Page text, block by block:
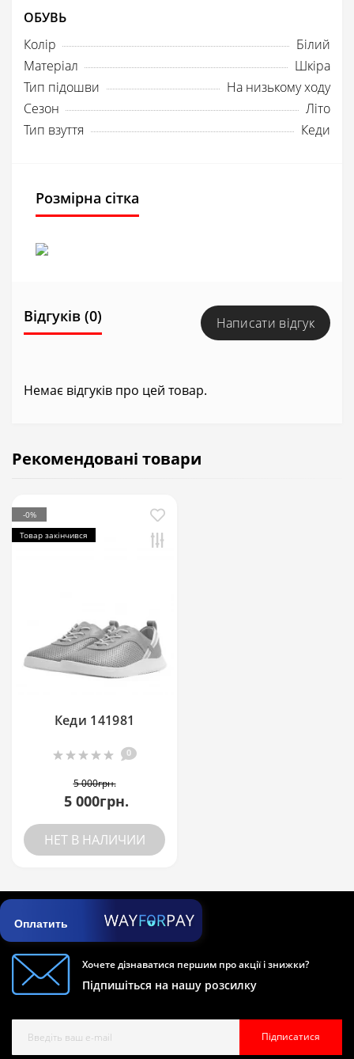
ОБУВЬ
Колір
Білий
Матеріал
Шкіра
Тип підошви
На низькому ходу
Сезон
Літо
Тип взуття
Кеди
Розмірна сітка
Відгуків (0) Написати відгук
Немає відгуків про цей товар.
Рекомендовані товари
-0%
Товар закінчився
Кеди 141981
0
5 000грн.
5 000грн.
НЕТ В НАЛИЧИИ
Оплатить
Хочете дізнаватися першим про акції і знижки?
Підпишіться на нашу розсилку
Підписатися